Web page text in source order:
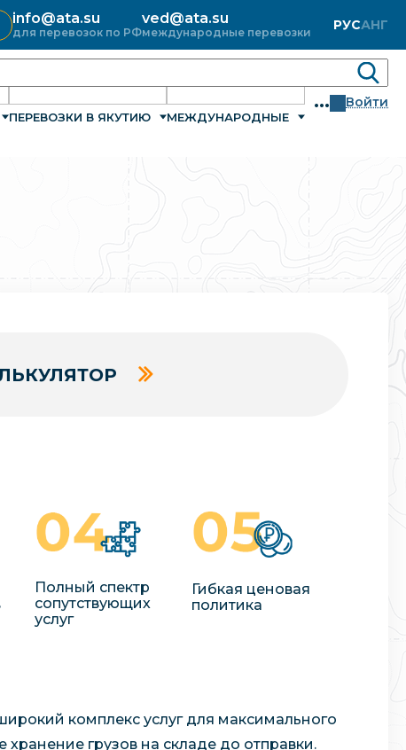
info@ata.su
для перевозок по РФ
ved@ata.su
международные перевозки РУСАНГ
ПЕРЕВОЗКИ В ЯКУТИЮ МЕЖДУНАРОДНЫЕ
... Войти
Полный спектр
сопутствующих
услуг
Гибкая ценовая
политика
комплекс услуг для максимального
грузов на складе до отправки.